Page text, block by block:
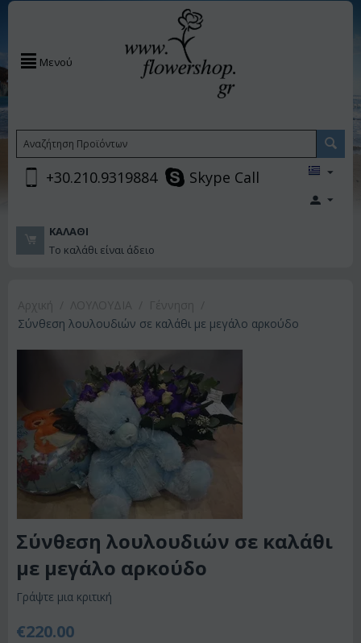
Μενού
+30.210.9319884 Skype Call
ΚΑΛΆΘΙ
Το καλάθι είναι άδειο
Σύνθεση λουλουδιών σε καλάθι με μεγάλο αρκούδο
Σύνθεση λουλουδιών σε καλάθι
με μεγάλο αρκούδο
Γράψτε μια κριτική
€220.00